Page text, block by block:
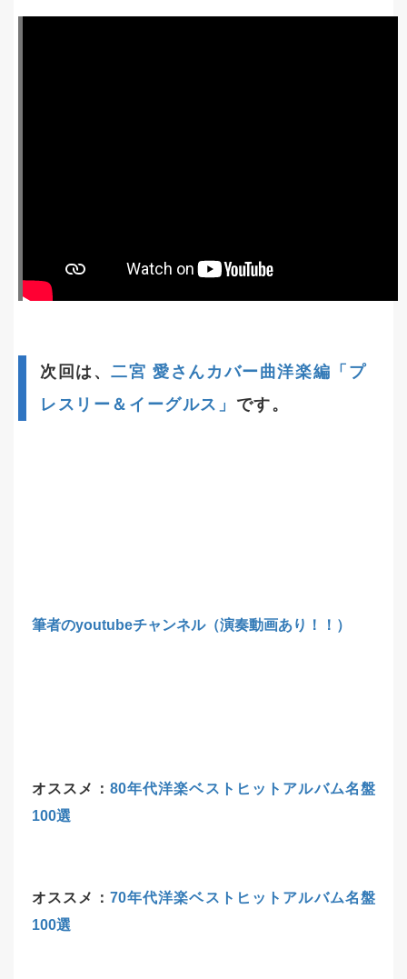
次回は、二宮 愛さんカバー曲洋楽編「プ
レスリー＆イーグルス」 です。
筆者のyoutubeチャンネル（演奏動画あり！！）
オススメ： 80年代洋楽ベストヒットアルバム名盤
100選
オススメ： 70年代洋楽ベストヒットアルバム名盤
100選